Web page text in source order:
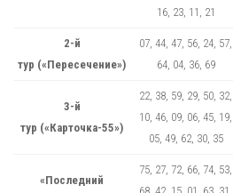
16, 23, 11, 21
2-й
тур («Пересечение»)
07, 44, 47, 56, 24, 57,
64, 04, 36, 69
3-й
тур («Карточка-55»)
22, 38, 59, 29, 50, 32,
10, 46, 09, 06, 45, 19,
05, 49, 62, 30, 35
«Последний
75, 27, 72, 66, 74, 53,